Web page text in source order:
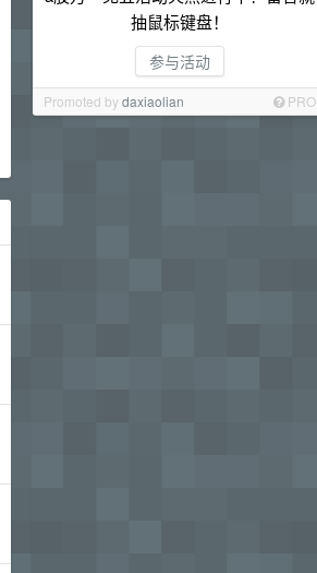
抽鼠标键盘！
参与活动
Promoted bydaxiaolian PRO